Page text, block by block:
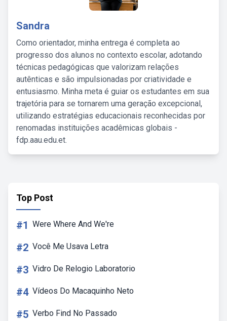
Sandra
Como orientador, minha entrega é completa ao
progresso dos alunos no contexto escolar, adotando
técnicas pedagógicas que valorizam relações
autênticas e são impulsionadas por criatividade e
entusiasmo. Minha meta é guiar os estudantes em sua
trajetória para se tornarem uma geração excepcional,
utilizando estratégias educacionais reconhecidas por
renomadas instituições acadêmicas globais -
fdp.aau.edu.et.
Top Post
#1 Were Where And We're
#2 Você Me Usava Letra
#3 Vidro De Relogio Laboratorio
#4 Vídeos Do Macaquinho Neto
#5 Verbo Find No Passado